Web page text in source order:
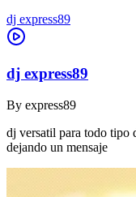
dj express89
dj express89
By express89
dj versatil para todo tipo
dejando un mensaje